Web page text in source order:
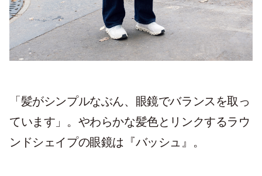
「髪がシンプルなぶん、眼鏡でバランスを取っ
ています」。やわらかな髪色とリンクするラウ
ンドシェイプの眼鏡は『バッシュ』。